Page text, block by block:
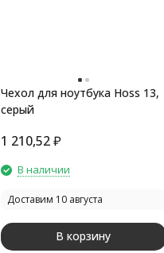
Чехол для ноутбука Hoss 13,
серый
1 210,52₽
В наличии
Доставим 10 августа
В корзину